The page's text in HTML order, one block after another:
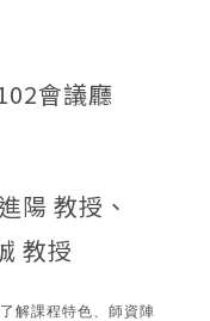
會議廳
陽 教授、
教授
解課程特色、師資陣